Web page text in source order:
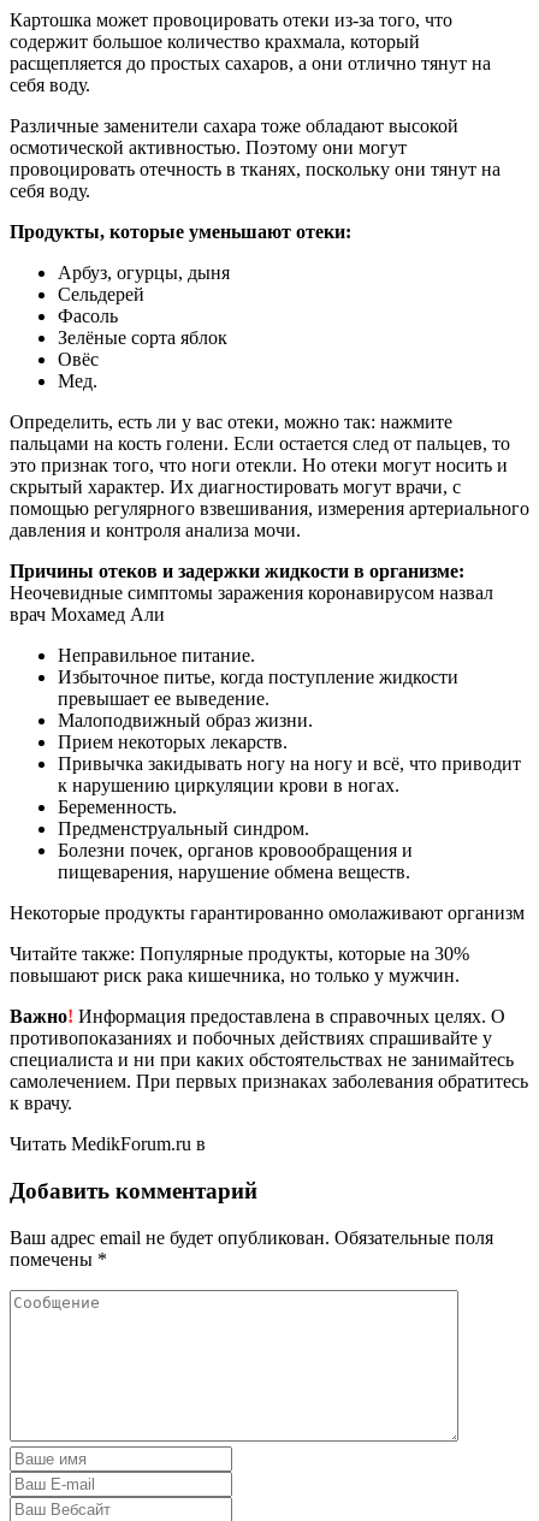
Картошка может провоцировать отеки из-за того, что
содержит большое количество крахмала, который
расщепляется до простых сахаров, а они отлично тянут на
себя воду.
Различные заменители сахара тоже обладают высокой
осмотической активностью. Поэтому они могут
провоцировать отечность в тканях, поскольку они тянут на
себя воду.
Продукты, которые уменьшают отеки:
Арбуз, огурцы, дыня
Сельдерей
Фасоль
Зелёные сорта яблок
Овёс
Мед.
Определить, есть ли у вас отеки, можно так: нажмите
пальцами на кость голени. Если остается след от пальцев, то
это признак того, что ноги отекли. Но отеки могут носить и
скрытый характер. Их диагностировать могут врачи, с
помощью регулярного взвешивания, измерения артериального
давления и контроля анализа мочи.
Причины отеков и задержки жидкости в организме:
Неочевидные симптомы заражения коронавирусом назвал
врач Мохамед Али
Неправильное питание.
Избыточное питье, когда поступление жидкости
превышает ее выведение.
Малоподвижный образ жизни.
Прием некоторых лекарств.
Привычка закидывать ногу на ногу и всё, что приводит
к нарушению циркуляции крови в ногах.
Беременность.
Предменструальный синдром.
Болезни почек, органов кровообращения и
пищеварения, нарушение обмена веществ.
Некоторые продукты гарантированно омолаживают организм
Читайте также: Популярные продукты, которые на 30%
повышают риск рака кишечника, но только у мужчин.
Важно! Информация предоставлена в справочных целях. О
противопоказаниях и побочных действиях спрашивайте у
специалиста и ни при каких обстоятельствах не занимайтесь
самолечением. При первых признаках заболевания обратитесь
к врачу.
Читать MedikForum.ru в
Добавить комментарий
Ваш адрес email не будет опубликован. Обязательные поля
помечены *